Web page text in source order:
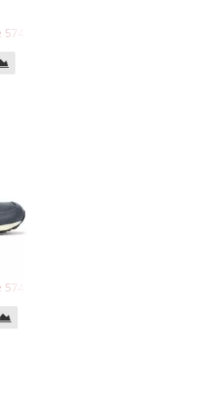
Classic Blue Grey
Classic Blue White Leather